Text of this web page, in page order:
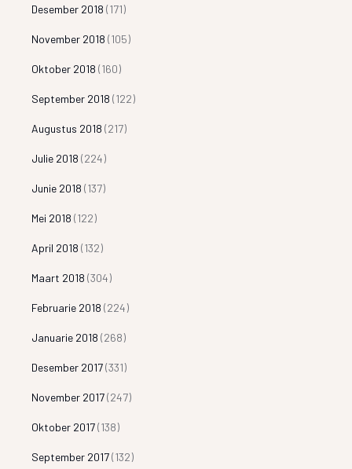
Desember 2018 (171)
November 2018 (105)
Oktober 2018 (160)
September 2018 (122)
Augustus 2018 (217)
Julie 2018 (224)
Junie 2018 (137)
Mei 2018 (122)
April 2018 (132)
Maart 2018 (304)
Februarie 2018 (224)
Januarie 2018 (268)
Desember 2017(331)
November 2017(247)
Oktober 2017(138)
September 2017(132)